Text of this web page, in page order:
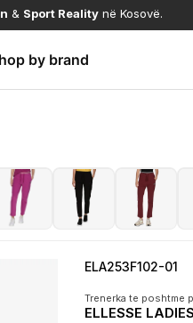
& Sport Reality në Kosovë.
by brand
ELA253F102-01
Trenerka te poshtme
ELLESSE